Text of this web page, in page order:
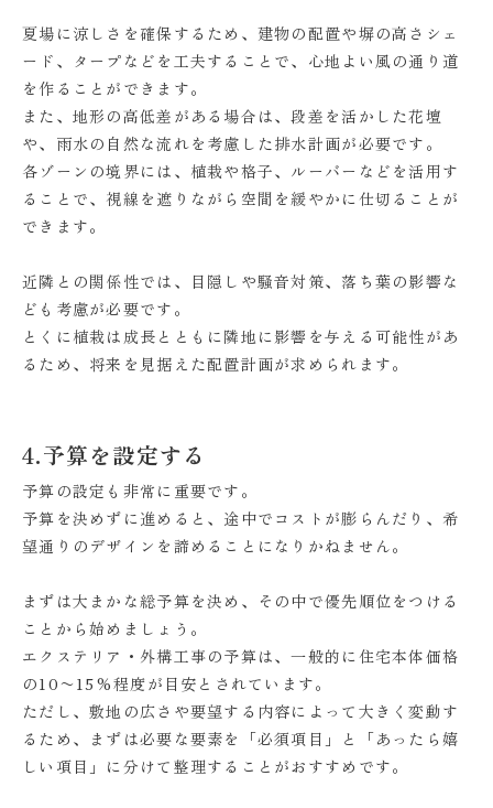
夏場に涼しさを確保するため、建物の配置や塀の高さシェ
ード、タープなどを工夫することで、心地よい風の通り道
を作ることができます。
また、地形の高低差がある場合は、段差を活かした花壇
や、雨水の自然な流れを考慮した排水計画が必要です。
各ゾーンの境界には、植栽や格子、ルーバーなどを活用す
ることで、視線を遮りながら空間を緩やかに仕切ることが
できます。
近隣との関係性では、目隠しや騒音対策、落ち葉の影響な
ども考慮が必要です。
とくに植栽は成長とともに隣地に影響を与える可能性があ
るため、将来を見据えた配置計画が求められます。
4.予算を設定する
予算の設定も非常に重要です。
予算を決めずに進めると、途中でコストが膨らんだり、希
望通りのデザインを諦めることになりかねません。
まずは大まかな総予算を決め、その中で優先順位をつける
ことから始めましょう。
エクステリア・外構工事の予算は、一般的に住宅本体価格
の10〜15%程度が目安とされています。
ただし、敷地の広さや要望する内容によって大きく変動す
るため、まずは必要な要素を「必須項目」と「あったら嬉
しい項目」に分けて整理することがおすすめです。